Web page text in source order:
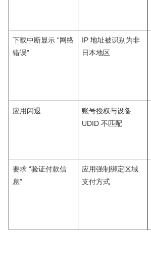
下载中断显示 “网络
错误”​
IP 地址被识别为非
日本地区​
应用闪退​
账号授权与设备
UDID 不匹配​
要求 “验证付款信
息”​
应用强制绑定区域
支付方式​